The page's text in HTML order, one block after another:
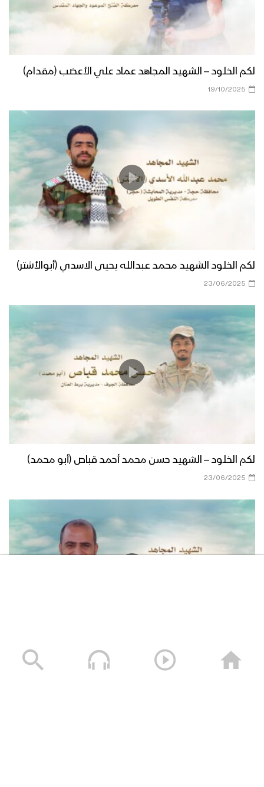
لكم الخلود – الشهيد المجاهد عماد علي الأعضب (مقدام)
19/10/2025
لكم الخلود الشهيد محمد عبدالله يحيى الاسدي (أبوالأشتر)
23/06/2025
لكم الخلود – الشهيد حسن محمد أحمد قباص (أبو محمد)
23/06/2025
لكم الخلود – الشهيد محمد طه الجنيد (أبو طه)